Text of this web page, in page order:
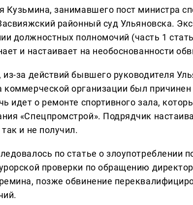
Кузьмина, занимавшего пост министра
районный суд Ульяновска.
должностных полномочий (часть 1
и настаивает на необоснованности
за действий бывшего руководителя
коммерческой организации был
идет о ремонте спортивного зала,
«Спецпромстрой». Подрядчик
и не получил.
по статье о злоупотреблении
проверки по обращению
позже обвинение